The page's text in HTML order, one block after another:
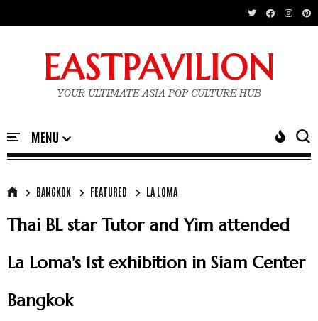
EASTPAVILION
YOUR ULTIMATE ASIA POP CULTURE HUB
BANGKOK FEATURED LA LOMA
Thai BL star Tutor and Yim attended
La Loma's 1st exhibition in Siam Center
Bangkok